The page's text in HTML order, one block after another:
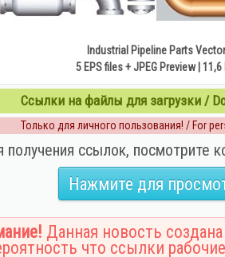
Industrial Pipeline Parts Vector
5 EPS files + JPEG Preview | 11,6
Ссылки на файлы для загрузки /
Только для личного пользования! / For
получения ссылок, посмотрите
Нажмите для
Данная новость
что ссылки